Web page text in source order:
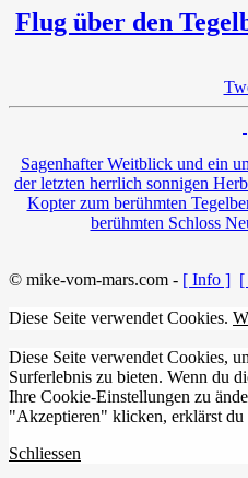
Flug über den
Sagenhafter Weitblick und ein
der letzten herrlich sonnigen
Kopter zum berühmten
berühmten Schloss
© mike-vom-mars.com - [ Info ] [
Diese Seite verwendet Cookies.
Diese Seite verwendet Cookies,
Surferlebnis zu bieten. Wenn du
Ihre Cookie-Einstellungen zu
"Akzeptieren" klicken, erklärst du
Schliessen